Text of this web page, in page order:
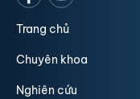
Trang chủ
Chuyên khoa
Nghiên cứu